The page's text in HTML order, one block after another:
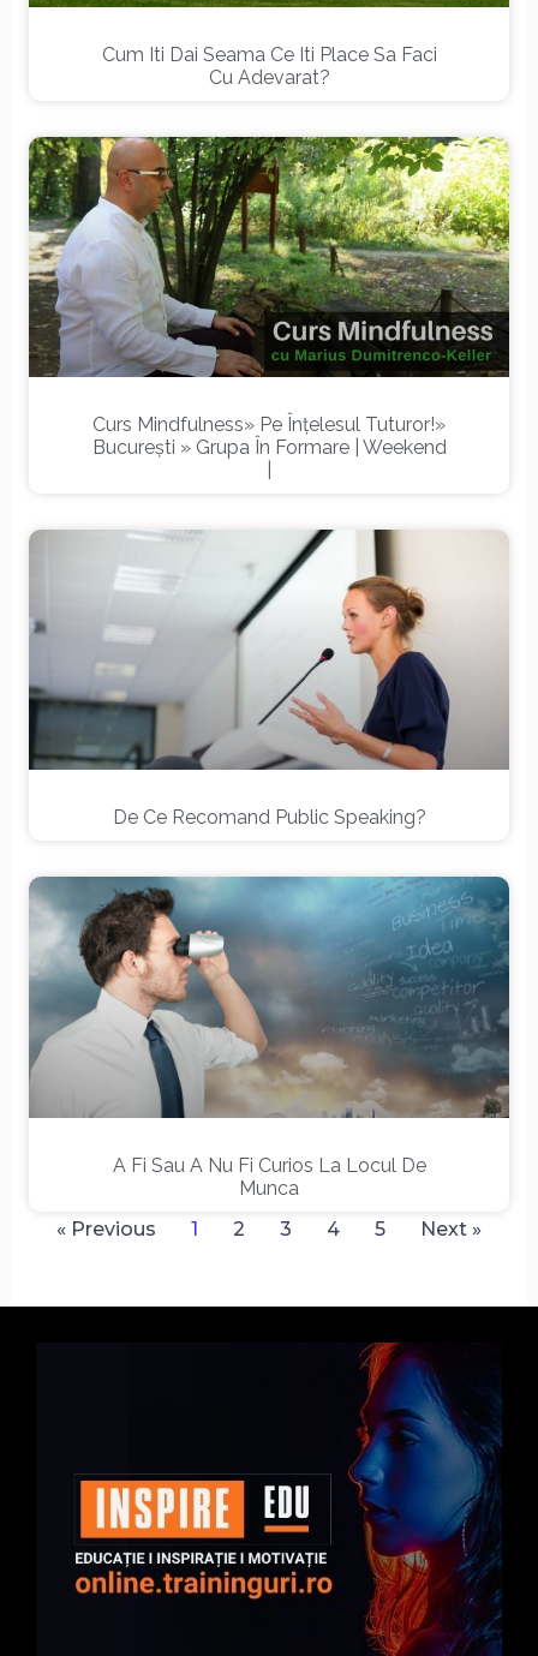
Cum Iti Dai Seama Ce Iti Place Sa Faci
Cu Adevarat?
Curs Mindfulness» Pe Înțelesul Tuturor!»
București » Grupa În Formare | Weekend
De Ce Recomand Public Speaking?
A Fi Sau A Nu Fi Curios La Locul De
Munca
« Previous
1 2 3 4 5 Next »